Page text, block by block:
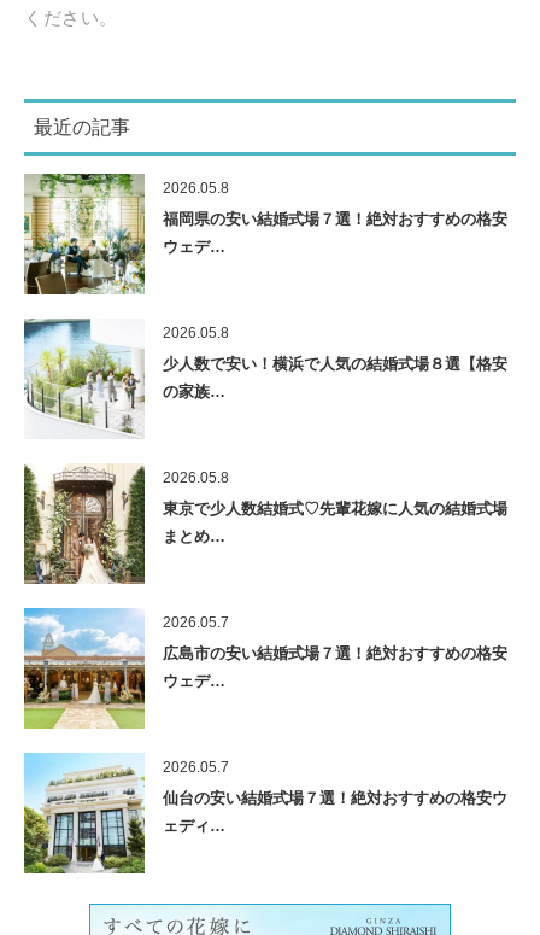
ください。
最近の記事
2026.05.8
福岡県の安い結婚式場７選！絶対おすすめの格安
ウェデ…
2026.05.8
少人数で安い！横浜で人気の結婚式場８選【格安
の家族…
2026.05.8
東京で少人数結婚式♡先輩花嫁に人気の結婚式場
まとめ…
2026.05.7
広島市の安い結婚式場７選！絶対おすすめの格安
ウェデ…
2026.05.7
仙台の安い結婚式場７選！絶対おすすめの格安ウ
ェディ…